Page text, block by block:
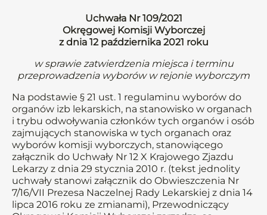
Uchwała Nr 109/2021
Okręgowej Komisji Wyborczej
z dnia 12 października 2021 roku
w sprawie zatwierdzenia miejsca i terminu
przeprowadzenia wyborów w rejonie wyborczym
Na podstawie § 21 ust. 1 regulaminu wyborów do
organów izb lekarskich, na stanowisko w organach
i trybu odwoływania członków tych organów i osób
zajmujących stanowiska w tych organach oraz
wyborów komisji wyborczych, stanowiącego
załącznik do Uchwały Nr 12 X Krajowego Zjazdu
Lekarzy z dnia 29 stycznia 2010 r. (tekst jednolity
uchwały stanowi załącznik do Obwieszczenia Nr
7/16/VII Prezesa Naczelnej Rady Lekarskiej z dnia 14
lipca 2016 roku ze zmianami), Przewodniczący